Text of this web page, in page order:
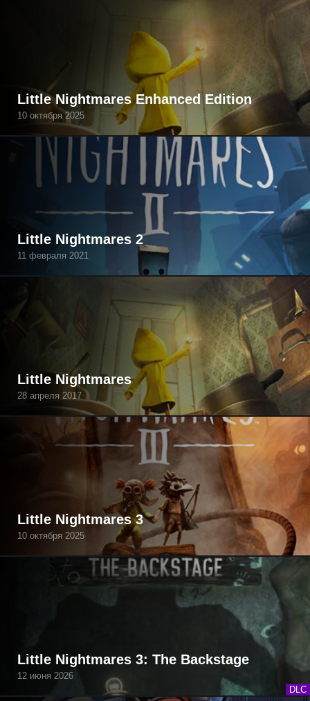
Little Nightmares Enhanced Edition
10 октября 2025
Little Nightmares 2
11 февраля 2021
Little Nightmares
28 апреля 2017
Little Nightmares 3
10 октября 2025
DLC
Little Nightmares 3: The Backstage
12 июня 2026